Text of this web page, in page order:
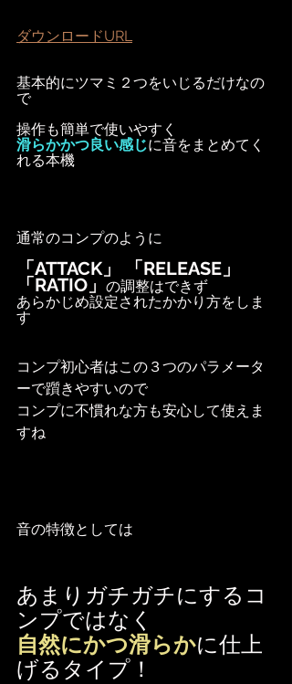
ダウンロードURL
基本的にツマミ２つをいじるだけなの
で
操作も簡単で使いやすく
滑らかかつ良い感じに音をまとめてく
れる本機
通常のコンプのように
「ATTACK」 「RELEASE」
「RATIO」 の調整はできず
あらかじめ設定されたかかり方をしま
す
コンプ初心者はこの３つのパラメータ
ーで躓きやすいので
コンプに不慣れな方も安心して使えま
すね
音の特徴としては
あまりガチガチにするコ
ンプではなく
自然にかつ滑らかに仕上
げるタイプ！